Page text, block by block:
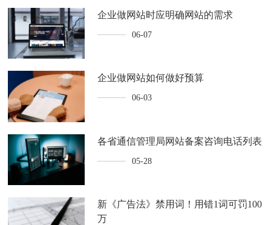
企业做网站时应明确网站的需求
06-07
企业做网站如何做好预算
06-03
各省通信管理局网站备案咨询电话列表
05-28
新《广告法》禁用词！用错1词可罚100
万